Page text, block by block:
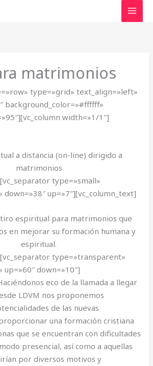
matrimonios
type=»grid» text_align=»left»
background_color=»#ffffff»
width=»1/1″]
a distancia (on-line) dirigido a
matrimonios
type=»small»
up=»7″][vc_column_text]
espiritual para matrimonios que
en mejorar su formación humana y
espiritual.
type=»transparent»
down=»10″]
eco de la llamada a llegar
LDVM nos proponemos
de las nuevas
una formación cristiana
que se encuentran con dificultades
presencial, así como a aquellas
por diversos motivos y